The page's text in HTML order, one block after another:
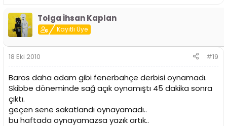
Tolga İhsan Kaplan
Kayıtlı Üye
18 Eki 2010 #19
Baros daha adam gibi fenerbahçe derbisi oynamadı.
Skibbe döneminde sağ açık oynamıştı 45 dakika sonra
çıktı.
geçen sene sakatlandı oynayamadı..
bu haftada oynayamazsa yazık artık..